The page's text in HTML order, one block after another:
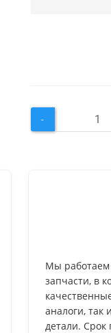
-
Мы работаем
запчасти, в
аналоги, так
детали. Срок